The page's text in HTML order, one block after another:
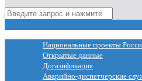
Национальные проекты
Открытые данные
Догазификация
Аварийно-диспетчерские